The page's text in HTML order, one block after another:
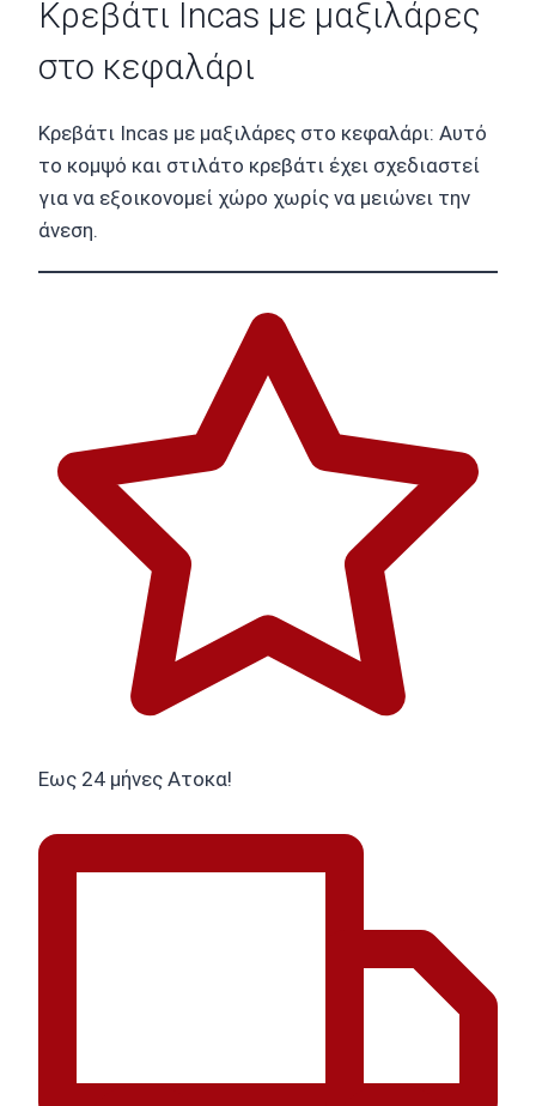
Κρεβάτι Incas με μαξιλάρες
στο κεφαλάρι
Κρεβάτι Incas με μαξιλάρες στο κεφαλάρι: Αυτό
το κομψό και στιλάτο κρεβάτι έχει σχεδιαστεί
για να εξοικονομεί χώρο χωρίς να μειώνει την
άνεση.
Εως 24 μήνες Ατοκα!